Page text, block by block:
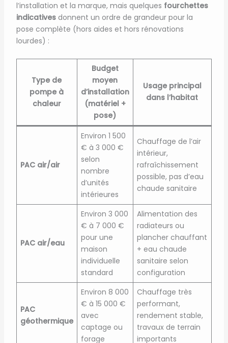
l’installation et la marque, mais quelques fourchettes
indicativesdonnent un ordre de grandeur pour la
pose complète (hors aides et hors rénovations
lourdes) :
Type de
pompe à
chaleur
Budget
moyen
d’installation
(matériel +
pose)
Usage principal
dans l’habitat
PAC air/air
Environ 1 500
€ à 3 000 €
selon
nombre
d’unités
intérieures
Chauffage de l’air
intérieur,
rafraîchissement
possible, pas d’eau
chaude sanitaire
PAC air/eau
Environ 3 000
€ à 7 000 €
pour une
maison
individuelle
standard
Alimentation des
radiateurs ou
plancher chauffant
+ eau chaude
sanitaire selon
configuration
PAC
géothermique
Environ 8 000
€ à 15 000 €
avec
captage ou
forage
Chauffage très
performant,
rendement stable,
travaux de terrain
importants